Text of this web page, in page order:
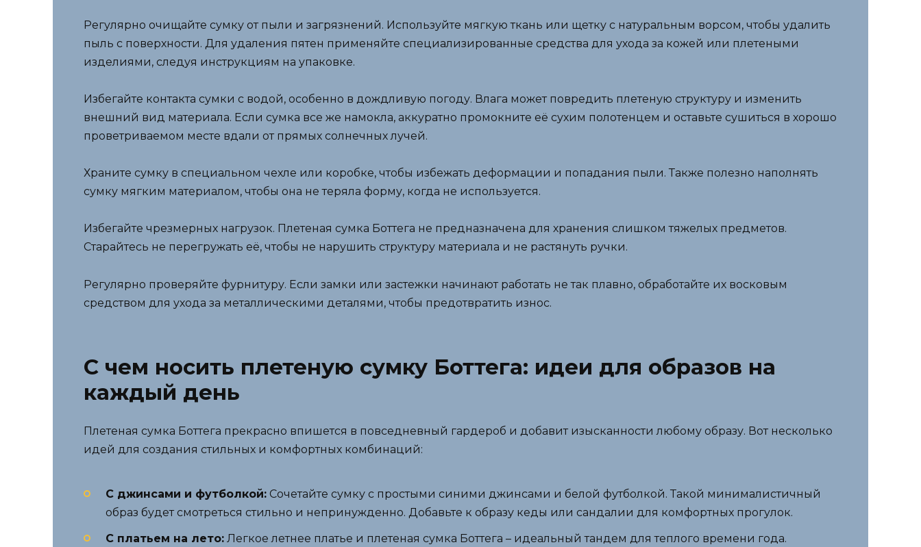
Регулярно очищайте сумку от пыли и загрязнений. Используйте мягкую ткань или щетку с натуральным ворсом, чтобы удалить
пыль с поверхности. Для удаления пятен применяйте специализированные средства для ухода за кожей или плетеными
изделиями, следуя инструкциям на упаковке.
Избегайте контакта сумки с водой, особенно в дождливую погоду. Влага может повредить плетеную структуру и изменить
внешний вид материала. Если сумка все же намокла, аккуратно промокните её сухим полотенцем и оставьте сушиться в хорошо
проветриваемом месте вдали от прямых солнечных лучей.
Храните сумку в специальном чехле или коробке, чтобы избежать деформации и попадания пыли. Также полезно наполнять
сумку мягким материалом, чтобы она не теряла форму, когда не используется.
Избегайте чрезмерных нагрузок. Плетеная сумка Боттега не предназначена для хранения слишком тяжелых предметов.
Старайтесь не перегружать её, чтобы не нарушить структуру материала и не растянуть ручки.
Регулярно проверяйте фурнитуру. Если замки или застежки начинают работать не так плавно, обработайте их восковым
средством для ухода за металлическими деталями, чтобы предотвратить износ.
С чем носить плетеную сумку Боттега: идеи для образов на
каждый день
Плетеная сумка Боттега прекрасно впишется в повседневный гардероб и добавит изысканности любому образу. Вот несколько
идей для создания стильных и комфортных комбинаций:
С джинсами и футболкой: Сочетайте сумку с простыми синими джинсами и белой футболкой. Такой минималистичный
образ будет смотреться стильно и непринужденно. Добавьте к образу кеды или сандалии для комфортных прогулок.
С платьем на лето: Легкое летнее платье и плетеная сумка Боттега – идеальный тандем для теплого времени года.